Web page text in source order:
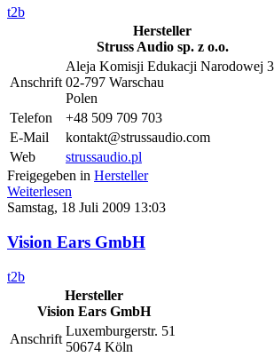
t2b
Hersteller
Struss Audio sp. z o.o.
Anschrift
Aleja Komisji Edukacji Narodowej
02-797 Warschau
Polen
Telefon
+48 509 709 703
E-Mail
kontakt@strussaudio.com
Web
strussaudio.pl
Freigegeben in Hersteller
Weiterlesen
Samstag, 18 Juli 2009 13:03
Vision Ears GmbH
t2b
Hersteller
Vision Ears GmbH
Anschrift
Luxemburgerstr. 51
50674 Köln